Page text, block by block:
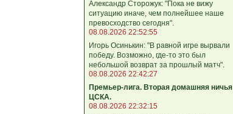
Александр Сторожук: "Пока не вижу
ситуацию иначе, чем полнейшее наше
превосходство сегодня".
08.08.2026 22:52:55
Игорь Осинькин: "В равной игре вырвали
победу. Возможно, где-то это был
небольшой возврат за прошлый матч".
08.08.2026 22:42:27
Премьер-лига. Вторая домашняя ничья
ЦСКА.
08.08.2026 22:32:15